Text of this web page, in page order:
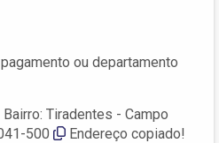
ou departamento
Tiradentes - Campo
500
Endereço copiado!